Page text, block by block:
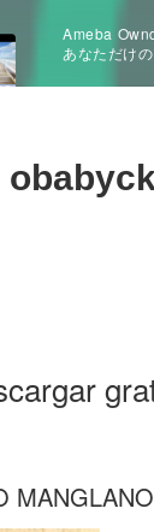
Ameba
あなただけ
MANGLANO